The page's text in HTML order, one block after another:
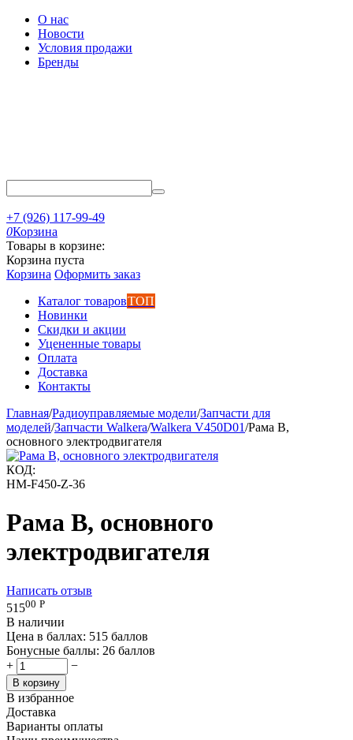
О нас
Новости
Условия продажи
Бренды
+7 (926) 117-99-49
0Корзина
Товары в корзине:
Корзина пуста
Корзина Оформить заказ
Каталог товаровТОП
Новинки
Скидки и акции
Уцененные товары
Оплата
Доставка
Контакты
Главная/Радиоуправляемые модели/Запчасти для
моделей/Запчасти Walkera/Walkera V450D01/Рама В,
основного электродвигателя
КОД:
HM-F450-Z-36
Рама В, основного
электродвигателя
Написать отзыв
51500 Р
В наличии
Цена в баллах: 515 баллов
Бонусные баллы: 26 баллов
+
−
В корзину
В избранное
Доставка
Варианты оплаты